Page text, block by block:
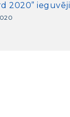
2020” ieguvēji